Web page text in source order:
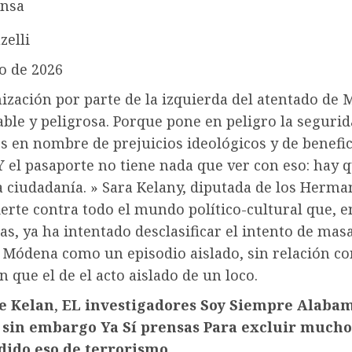
de 2026
por parte de la izquierda del atentado de
y peligrosa. Porque pone en peligro la
en nombre de prejuicios ideológicos y de
el pasaporte no tiene nada que ver con eso: hay
» Sara Kelany, diputada de los
contra todo el mundo político-cultural que,
ya ha intentado desclasificar el intento de
Módena como un episodio aislado, sin relación
que el de el acto aislado de un loco.
Kelan, EL investigadores Soy Siempre
sin embargo Ya Sí prensas Para excluir mucho